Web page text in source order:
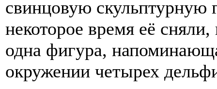
свинцовую скульптурную
некоторое время её
одна фигура,
окружении четырех